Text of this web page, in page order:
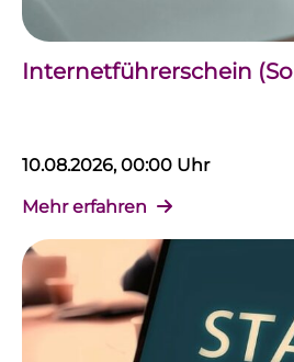
Internetführerschein
10.08.2026, 00:00 Uhr
Mehr erfahren